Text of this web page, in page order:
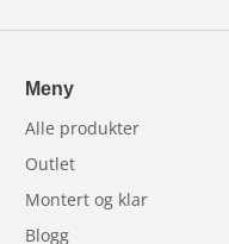
kraftig
Meny
Alle produkter
Outlet
Montert og klar
Blogg